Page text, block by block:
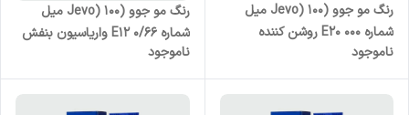
رنگ مو جوو (Jevo) 100 میل
شماره E20 000 روشن کننده
ناموجود
رنگ مو جوو (Jevo) 100 میل
شماره E12 0/66 واریاسیون بنفش
ناموجود